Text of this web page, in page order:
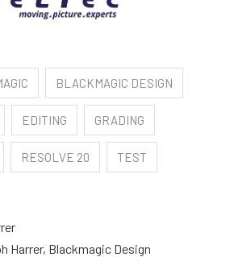
BLACKMAGIC DESIGN
EDITING GRADING
RESOLVE 20 TEST
Harrer, Blackmagic Design